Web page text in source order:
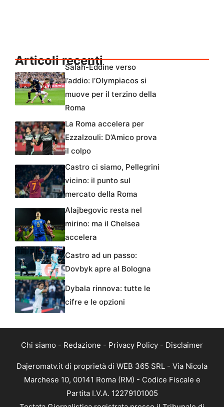
Articoli recenti
Salah-Eddine verso
l’addio: l’Olympiacos si
muove per il terzino della
Roma
La Roma accelera per
Ezzalzouli: D’Amico prova
il colpo
Castro ci siamo, Pellegrini
vicino: il punto sul
mercato della Roma
Alajbegovic resta nel
mirino: ma il Chelsea
accelera
Castro ad un passo:
Dovbyk apre al Bologna
Dybala rinnova: tutte le
cifre e le opzioni
Chi siamo - Redazione - Privacy Policy - Disclaimer
Dajeromatv.it di proprietà di WEB 365 SRL - Via Nicola
Marchese 10, 00141 Roma (RM) - Codice Fiscale e
Partita I.V.A. 12279101005